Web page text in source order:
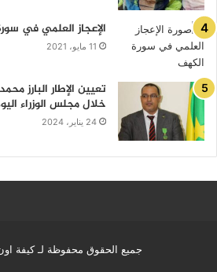
الإعجاز العلمي في
11 مايو، 2021
تعيين الإطار البارز
خلال مجلس الوزراء
24 يناير، 2024
جميع الحقوق محفوظة لـ كيفة اون